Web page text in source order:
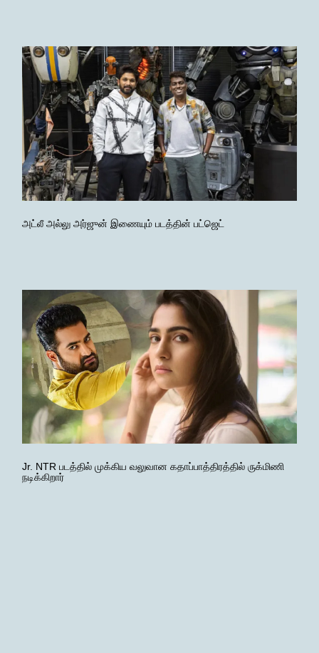
அட்லீ அல்லு அர்ஜுன் இணையும் படத்தின் பட்ஜெட்
Jr. NTR படத்தில் முக்கிய வலுவான கதாப்பாத்திரத்தில் ருக்மிணி
நடிக்கிறார்